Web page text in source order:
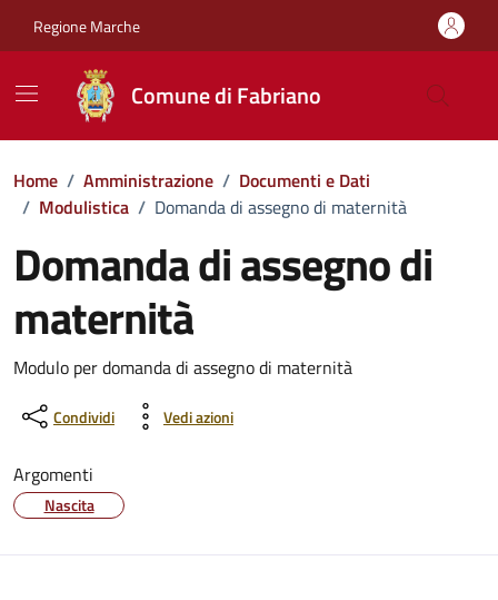
Regione Marche
Comune di Fabriano
Home / Amministrazione / Documenti e Dati
/ Modulistica / Domanda di assegno di maternità
Domanda di assegno di
maternità
Dettagli del documento
Modulo per domanda di assegno di maternità
Condividi Vedi azioni
Argomenti
Nascita